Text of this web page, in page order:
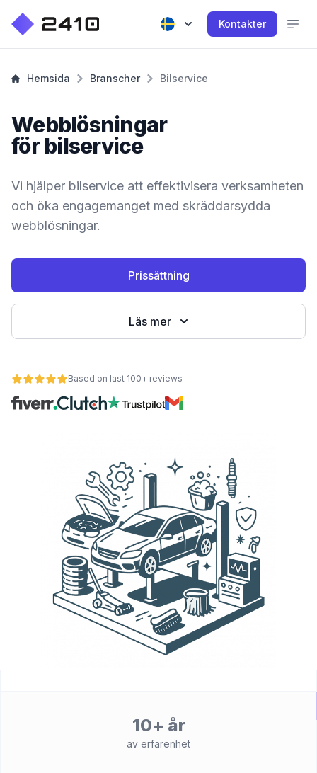
Kontakter
Hemsida Branscher Bilservice
Webblösningar
för bilservice
Vi hjälper bilservice att effektivisera verksamheten
och öka engagemanget med skräddarsydda
webblösningar.
Prissättning
Läs mer
Based on last 100+ reviews
10+ år
av erfarenhet